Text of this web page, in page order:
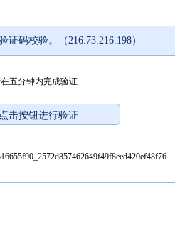
码校验。（216.73.216.198）
五分钟内完成验证